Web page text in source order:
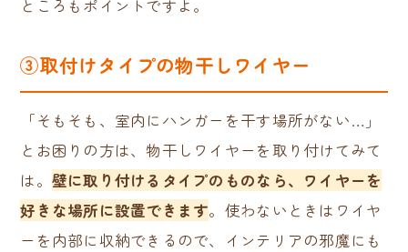
ところもポイントですよ。
③取付けタイプの物干しワイヤー
「そもそも、室内にハンガーを干す場所がない…」
とお困りの方は、物干しワイヤーを取り付けてみて
は。 壁に取り付けるタイプのものなら、ワイヤーを
好きな場所に設置できます。使わないときはワイヤ
ーを内部に収納できるので、インテリアの邪魔にも